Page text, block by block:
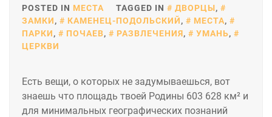
POSTED IN МЕСТА TAGGED IN ДВОРЦЫ,
ЗАМКИ, КАМЕНЕЦ-ПОДОЛЬСКИЙ, МЕСТА,
ПАРКИ, ПОЧАЕВ, РАЗВЛЕЧЕНИЯ, УМАНЬ,
ЦЕРКВИ
Есть вещи, о которых не задумываешься, вот
знаешь что площадь твоей Родины 603 628 км² и
для минимальных географических познаний